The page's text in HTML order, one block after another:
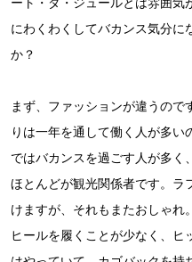
ート・ダ・ジュールとは雰囲気
にわくわくしてバカンス気分に
か？
まず、ファッションが違うので
りは一年を通して働く人が多い
ではバカンスを過ごす人が多く
ほとんどが観光関係者です。ラ
けますが、それもまたおしゃれ。
ヒールを履くことが少なく、ヒ